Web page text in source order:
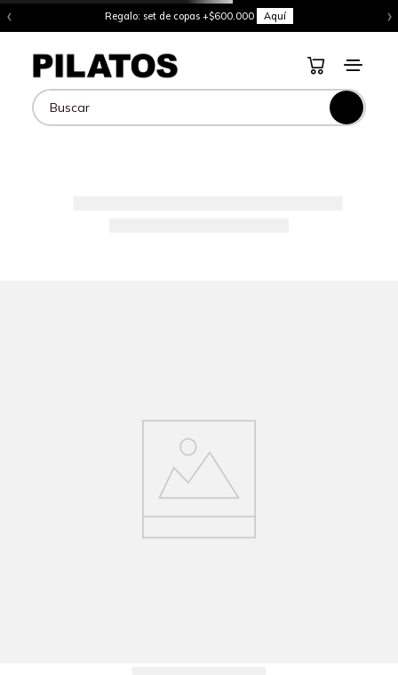
‹ Regalo: set de copas +$600.000 Aquí ›
Buscar